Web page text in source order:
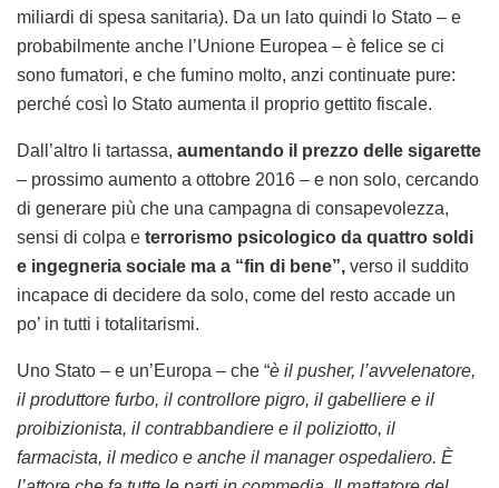
miliardi di spesa sanitaria). Da un lato quindi lo Stato – e
probabilmente anche l’Unione Europea – è felice se ci
sono fumatori, e che fumino molto, anzi continuate pure:
perché così lo Stato aumenta il proprio gettito fiscale.
Dall’altro li tartassa, aumentando il prezzo delle sigarette
– prossimo aumento a ottobre 2016 – e non solo, cercando
di generare più che una campagna di consapevolezza,
sensi di colpa e terrorismo psicologico da quattro soldi
e ingegneria sociale ma a “fin di bene”, verso il suddito
incapace di decidere da solo, come del resto accade un
po’ in tutti i totalitarismi.
Uno Stato – e un’Europa – che “è il pusher, l’avvelenatore,
il produttore furbo, il controllore pigro, il gabelliere e il
proibizionista, il contrabbandiere e il poliziotto, il
farmacista, il medico e anche il manager ospedaliero. È